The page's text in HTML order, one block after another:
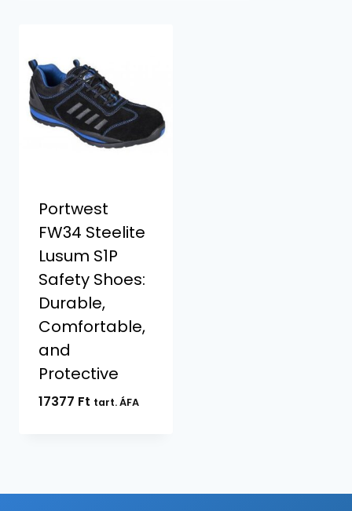
Portwest
FW34 Steelite
Lusum S1P
Safety Shoes:
Durable,
Comfortable,
and
Protective
17377 Ft tart. ÁFA